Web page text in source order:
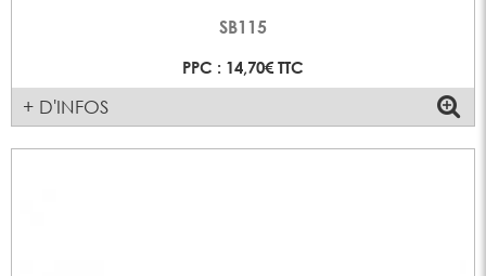
SB115
PPC : 14,70€ TTC
+ D'INFOS